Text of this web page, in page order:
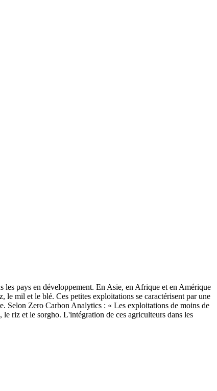
les pays en développement. En Asie, en Afrique et en Amérique
le mil et le blé. Ces petites exploitations se caractérisent par une
Selon Zero Carbon Analytics : « Les exploitations de moins de
riz et le sorgho. L'intégration de ces agriculteurs dans les